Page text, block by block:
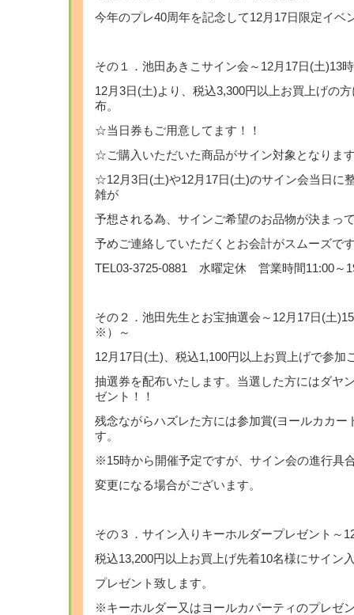
今年のプレ40周年を記念して12月17日限定イベ
その１．池田あきこサイン会～12月17日(土)13
12月3日(土)より、税込3,300円以上お買上げの
布。
☆当日券もご用意してます！！
☆ご購入いただいた商品がサイン対象となりま
☆12月3日(土)や12月17日(土)のサイン会当日に
雑が
予想される為、サインご希望のお品物が決まっ
予めご連絡していただくとお会計がスムーズで
TEL03-3725-0881 水曜定休 営業時間11:00～
その２．池田先生とお宝抽選会～12月17日(土
※）～
12月17日(土)、税込1,100円以上お買上げで参加
抽選券を配布いたします。当選した方にはダヤ
ゼント！！
残念ながらハズレた方には参加賞(ヨールカカー
す。
※15時から開催予定ですが、サイン会の進行具
変更になる場合がございます。
その３．サイン入りキーホルダープレゼント～
税込13,200円以上お買上げ先着10名様にサイン
プレゼント致します。
※キーホルダー又はヨールカパーティのプレゼ